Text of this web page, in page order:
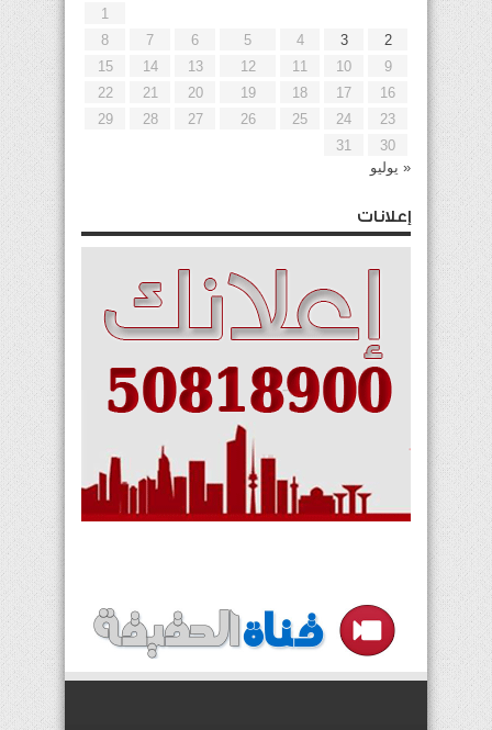
1
2
3
4
5
6
7
8
9
10
11
12
13
14
15
16
17
18
19
20
21
22
23
24
25
26
27
28
29
30
31
« يوليو
إعلانات